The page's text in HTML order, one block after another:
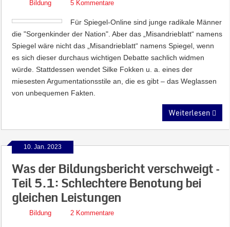
Bildung 5 Kommentare
Für Spiegel-Online sind junge radikale Männer
die "Sorgenkinder der Nation". Aber das „Misandrieblatt“ namens
Spiegel wäre nicht das „Misandrieblatt“ namens Spiegel, wenn
es sich dieser durchaus wichtigen Debatte sachlich widmen
würde. Stattdessen wendet Silke Fokken u. a. eines der
miesesten Argumentationsstile an, die es gibt – das Weglassen
von unbequemen Fakten.
Weiterlesen
10. Jan. 2023
Was der Bildungsbericht verschweigt –
Teil 5.1: Schlechtere Benotung bei
gleichen Leistungen
Bildung 2 Kommentare